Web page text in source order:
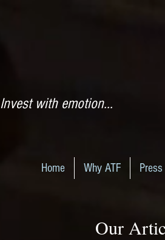
Invest with emotion...
Home Why ATF
Our